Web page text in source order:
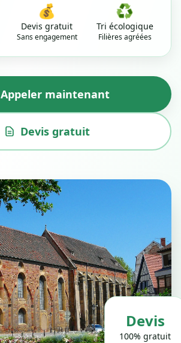
💰
Devis gratuit
Sans engagement
♻️
Tri écologique
Filières agréées
Appeler maintenant
Devis gratuit
Devis
100% gratuit